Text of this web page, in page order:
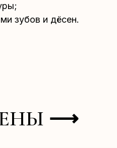
зубов и дёсен.
⟶